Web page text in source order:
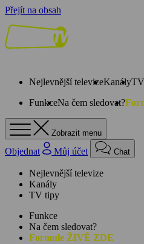
Přejít na obsah
Nejlevnější televizeKanály
FunkceNa čem sledovat?
Zobrazit menu
Objednat Můj účet Chat
Nejlevnější televize
Kanály
TV tipy
Funkce
Na čem sledovat?
Formule ŽIVĚ ZDE